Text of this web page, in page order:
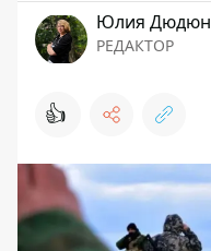
Юлия Дюдюн
РЕДАКТОР
👍